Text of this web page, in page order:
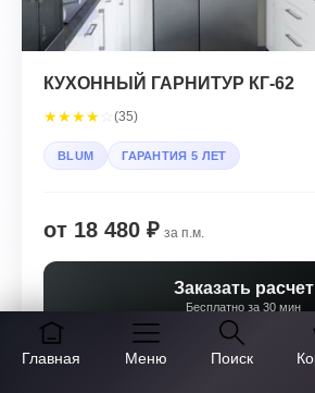
Главная Меню Поиск
КУХОННЫЙ ГАРНИТУР КГ-62
★★★★ (35)
BLUM ГАРАНТИЯ 5 ЛЕТ
от 18 480 ₽ за п.м.
Заказать расчет
Бесплатно за 30 мин